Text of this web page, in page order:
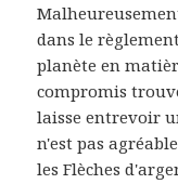
dans le
planète en
compromis
laisse entrevoir
n'est pas
les Flèches